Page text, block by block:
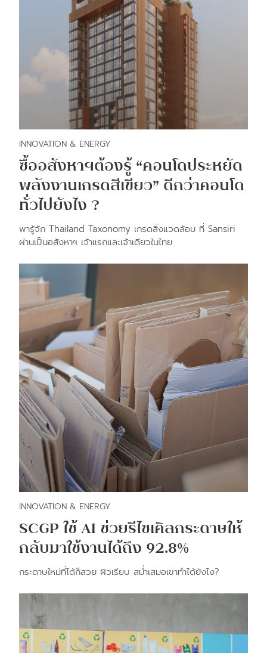
INNOVATION & ENERGY
ซื้ออสังหาฯต้องรู้ “คอนโดประหยัด
พลังงานเกรดสีเขียว” ดีกว่าคอนโด
ทั่วไปยังไง ?
พารู้จัก Thailand Taxonomy เกรดสิ่งแวดล้อม ที่ Sansiri
ผ่านเป็นอสังหาฯ เจ้าแรกและเจ้าเดียวในไทย
INNOVATION & ENERGY
SCGP ใช้ AI ช่วยรีไซเคิลกระดาษให้
กลับมาใช้งานได้ถึง 92.8%
กระดาษใหม่ที่ได้ก็สวย ผิวเรียบ สม่ำเสมอเขาทำได้ยังไง?